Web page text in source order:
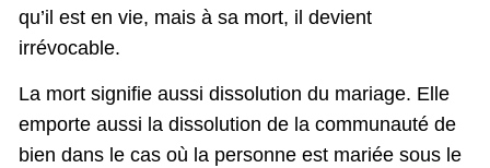
qu’il est en vie, mais à sa mort, il devient
irrévocable.
La mort signifie aussi dissolution du mariage. Elle
emporte aussi la dissolution de la communauté de
bien dans le cas où la personne est mariée sous le